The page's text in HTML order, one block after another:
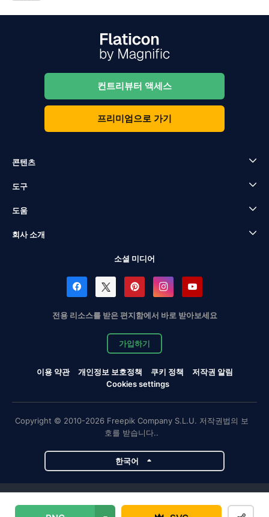
컨트리뷰터 액세스
프리미엄으로 가기
콘텐츠
도구
도움
회사 소개
소셜 미디어
전용 리소스를 받은 편지함에서 바로 받아보세요
가입하기
이용 약관 개인정보 보호정책 쿠키 정책
저작권 알림
Cookies settings
Copyright © 2010-2026 Freepik Company S.L.U. 저작권법의 보
호를 받습니다..
한국어